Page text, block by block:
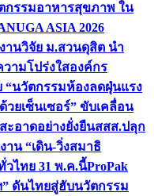
กรรมอาหารสุขภาพ ใน
ASIA 2026
านวิจัย ม.สวนดุสิต นำ
วามโปร่งใสองค์กร
นวัตกรรมห้องลดฝุ่นแรง
วยเซ็นเซอร์” ขับเคลื่อน
ะอาดอย่างยั่งยืนสสส.ปลุก
าน “เดิน-วิ่งสมาธิ
วไทย 31 พ.ค.นี้ProPak
” ดันไทยสู่ฮับนวัตกรรม